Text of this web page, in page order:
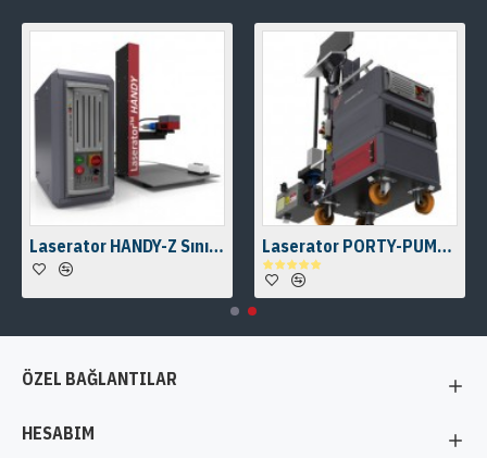
Laserator HANDY-Z Sınıf-4 Masaüstü Fiber Lazer Markalama Makinası Laserator PORTY-PUMP Sınıf-I Zeminüstü Fiber Lazer Markalama Makinesi
ÖZEL BAĞLANTILAR
HESABIM